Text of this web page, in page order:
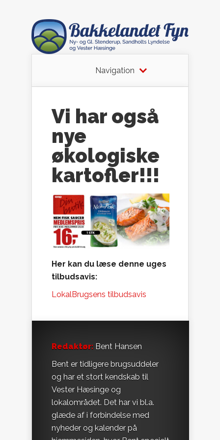
Navigation
Vi har også
nye
økologiske
kartofler!!!
Her kan du læse denne uges
tilbudsavis:
LokalBrugsens tilbudsavis
Redaktør: Bent Hansen
Bent er tidligere brugsuddeler
og har et stort kendskab til
Vester Hæsinge og
lokalområdet. Det har vi bl.a.
glæde af i forbindelse med
nyheder og kalender på